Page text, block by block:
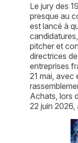
Le jury des
presque au
est lancé à
pitcher et
directrices
entreprises
21 mai, avec
Achats, lors
22 juin 2026,